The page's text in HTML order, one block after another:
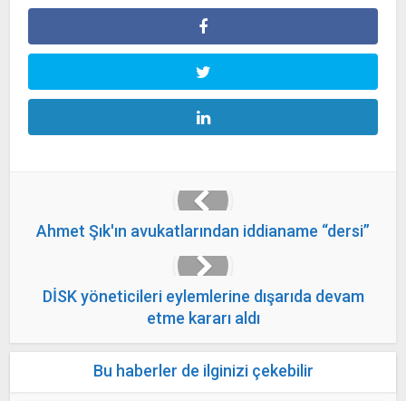
Ahmet Şık'ın avukatlarından iddianame “dersi”
DİSK yöneticileri eylemlerine dışarıda devam
etme kararı aldı
Bu haberler de ilginizi çekebilir